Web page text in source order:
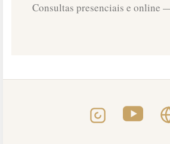
Consultas presenciais e online